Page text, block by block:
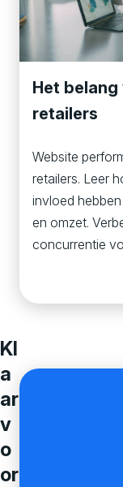
Het
retailers
Website
retailers. Leer
invloed
en omzet.
concurrentie
Kl
a
ar
v
o
or